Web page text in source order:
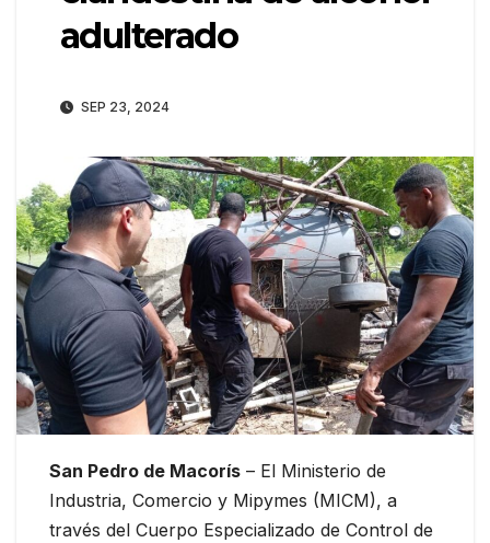
adulterado
SEP 23, 2024
San Pedro de Macorís – El Ministerio de
Industria, Comercio y Mipymes (MICM), a
través del Cuerpo Especializado de Control de